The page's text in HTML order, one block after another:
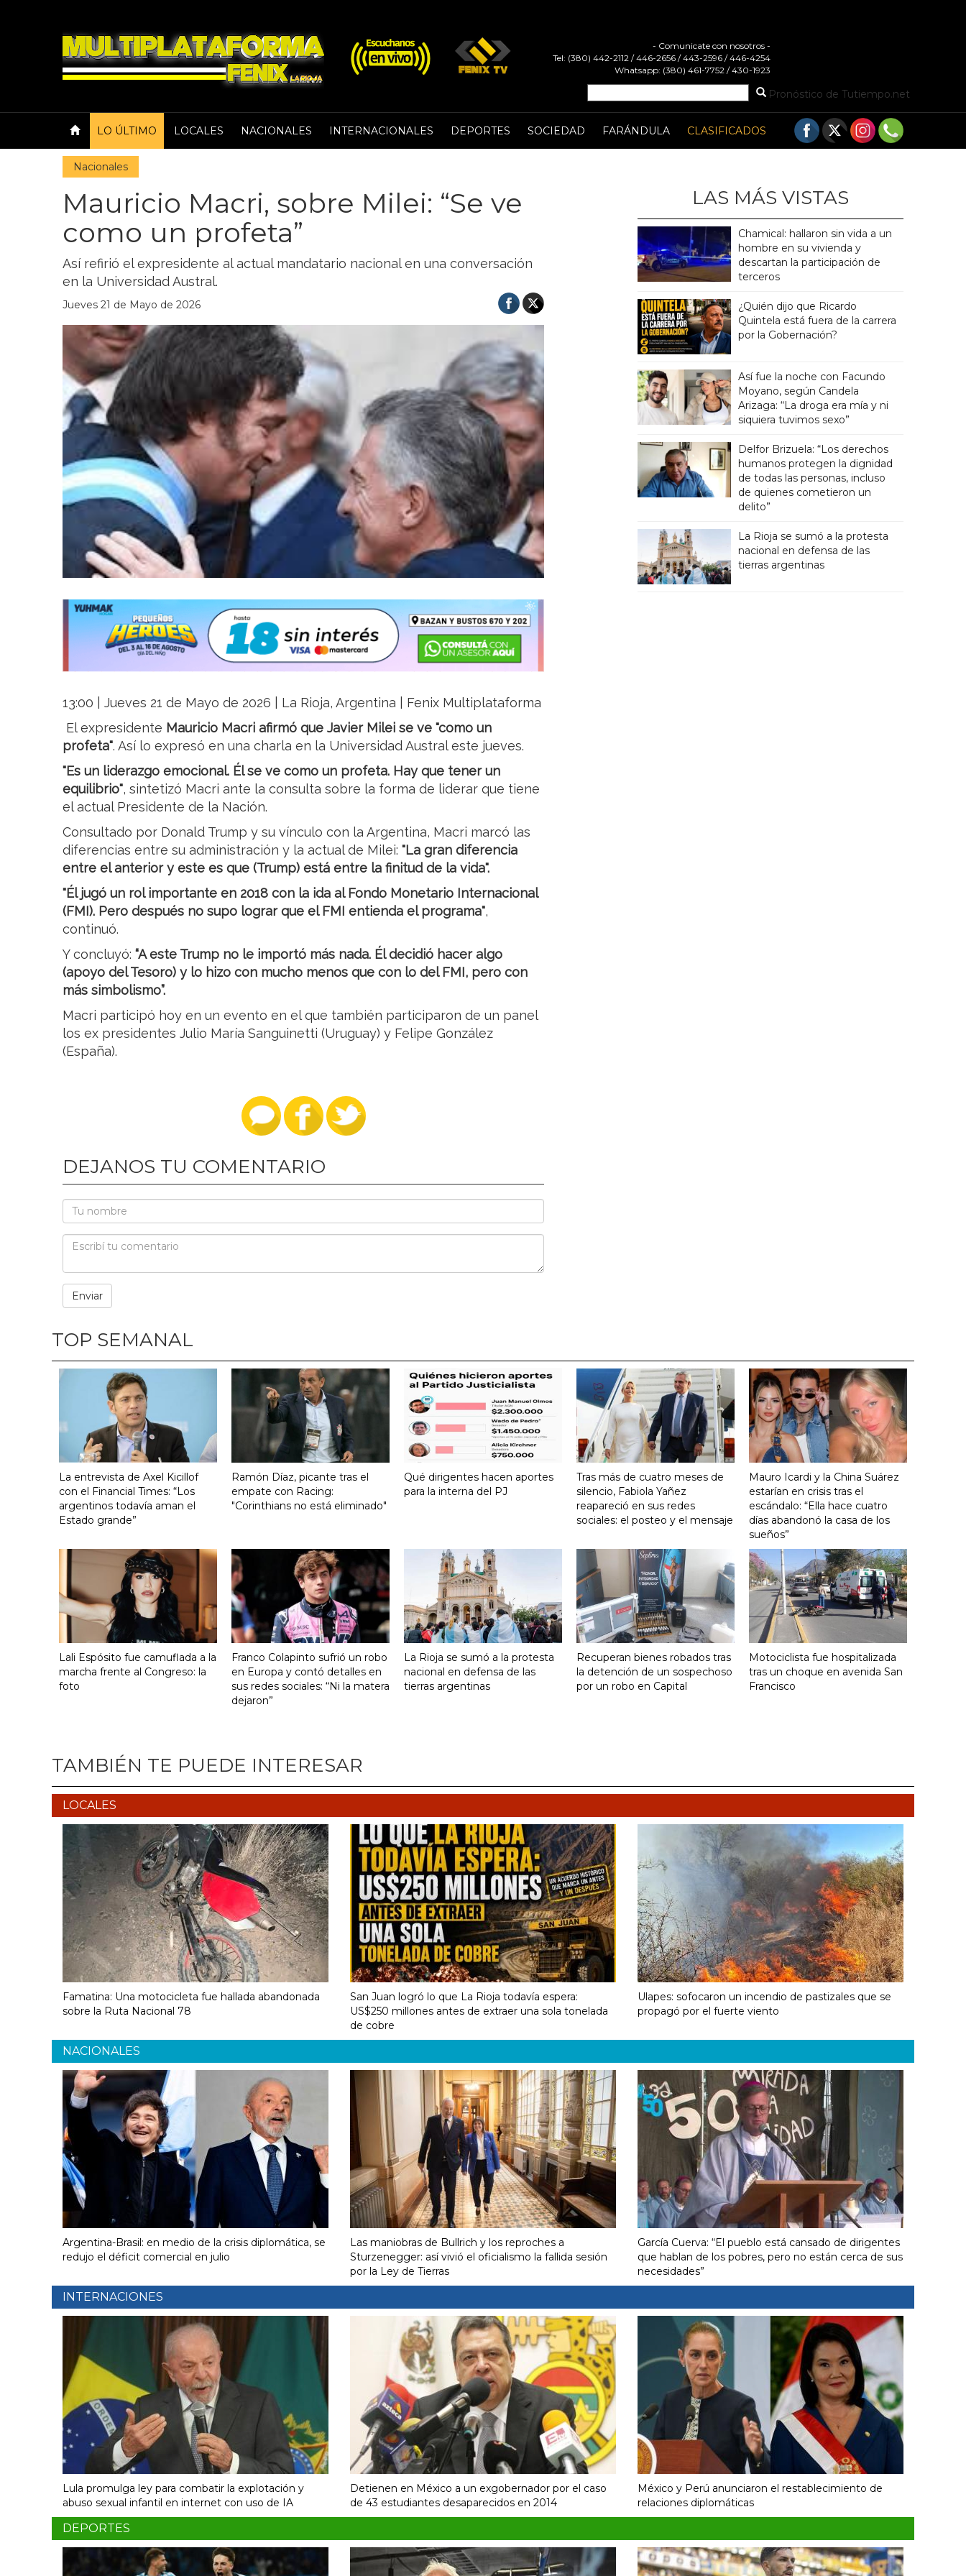
- Comunicate con nosotros -
Tel: (380) 442-2112 / 446-2656 / 443-2596 / 446-4254
Whatsapp: (380) 461-7752 / 430-1923
Pronóstico de Tutiempo.net
LO ÚLTIMO LOCALES NACIONALES INTERNACIONALES DEPORTES SOCIEDAD FARÁNDULA CLASIFICADOS
Nacionales
Mauricio Macri, sobre Milei: “Se ve
como un profeta”
Así refirió el expresidente al actual mandatario nacional en una conversación
en la Universidad Austral.
Jueves 21 de Mayo de 2026
13:00 | Jueves 21 de Mayo de 2026 | La Rioja, Argentina | Fenix Multiplataforma
El expresidente Mauricio Macri afirmó que Javier Milei se ve "como un
profeta". Así lo expresó en una charla en la Universidad Austral este jueves.
"Es un liderazgo emocional. Él se ve como un profeta. Hay que tener un
equilibrio", sintetizó Macri ante la consulta sobre la forma de liderar que tiene
el actual Presidente de la Nación.
Consultado por Donald Trump y su vínculo con la Argentina, Macri marcó las
diferencias entre su administración y la actual de Milei: "La gran diferencia
entre el anterior y este es que (Trump) está entre la finitud de la vida".
"Él jugó un rol importante en 2018 con la ida al Fondo Monetario Internacional
(FMI). Pero después no supo lograr que el FMI entienda el programa",
continuó.
Y concluyó: “A este Trump no le importó más nada. Él decidió hacer algo
(apoyo del Tesoro) y lo hizo con mucho menos que con lo del FMI, pero con
más simbolismo”.
Macri participó hoy en un evento en el que también participaron de un panel
los ex presidentes Julio María Sanguinetti (Uruguay) y Felipe González
(España).
DEJANOS TU COMENTARIO
LAS MÁS VISTAS
Chamical: hallaron sin vida a un
hombre en su vivienda y
descartan la participación de
terceros
¿Quién dijo que Ricardo
Quintela está fuera de la carrera
por la Gobernación?
Así fue la noche con Facundo
Moyano, según Candela
Arizaga: “La droga era mía y ni
siquiera tuvimos sexo”
Delfor Brizuela: “Los derechos
humanos protegen la dignidad
de todas las personas, incluso
de quienes cometieron un
delito”
La Rioja se sumó a la protesta
nacional en defensa de las
tierras argentinas
TOP SEMANAL
La entrevista de Axel Kicillof
con el Financial Times: “Los
argentinos todavía aman el
Estado grande”
Ramón Díaz, picante tras el
empate con Racing:
"Corinthians no está eliminado"
Qué dirigentes hacen aportes
para la interna del PJ
Tras más de cuatro meses de
silencio, Fabiola Yañez
reapareció en sus redes
sociales: el posteo y el mensaje
Mauro Icardi y la China Suárez
estarían en crisis tras el
escándalo: “Ella hace cuatro
días abandonó la casa de los
sueños”
Lali Espósito fue camuflada a la
marcha frente al Congreso: la
foto
Franco Colapinto sufrió un robo
en Europa y contó detalles en
sus redes sociales: “Ni la matera
dejaron”
La Rioja se sumó a la protesta
nacional en defensa de las
tierras argentinas
Recuperan bienes robados tras
la detención de un sospechoso
por un robo en Capital
Motociclista fue hospitalizada
tras un choque en avenida San
Francisco
TAMBIÉN TE PUEDE INTERESAR
LOCALES
Famatina: Una motocicleta fue hallada abandonada
sobre la Ruta Nacional 78
San Juan logró lo que La Rioja todavía espera:
US$250 millones antes de extraer una sola tonelada
de cobre
Ulapes: sofocaron un incendio de pastizales que se
propagó por el fuerte viento
NACIONALES
Argentina-Brasil: en medio de la crisis diplomática, se
redujo el déficit comercial en julio
Las maniobras de Bullrich y los reproches a
Sturzenegger: así vivió el oficialismo la fallida sesión
por la Ley de Tierras
García Cuerva: “El pueblo está cansado de dirigentes
que hablan de los pobres, pero no están cerca de sus
necesidades”
INTERNACIONES
Lula promulga ley para combatir la explotación y
abuso sexual infantil en internet con uso de IA
Detienen en México a un exgobernador por el caso
de 43 estudiantes desaparecidos en 2014
México y Perú anunciaron el restablecimiento de
relaciones diplomáticas
DEPORTES